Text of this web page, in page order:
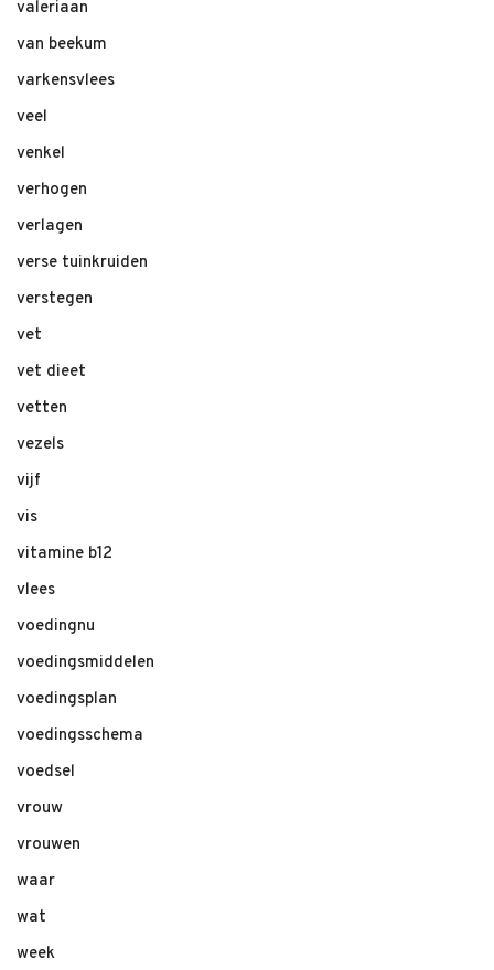
valeriaan
van beekum
varkensvlees
veel
venkel
verhogen
verlagen
verse tuinkruiden
verstegen
vet
vet dieet
vetten
vezels
vijf
vis
vitamine b12
vlees
voedingnu
voedingsmiddelen
voedingsplan
voedingsschema
voedsel
vrouw
vrouwen
waar
wat
week